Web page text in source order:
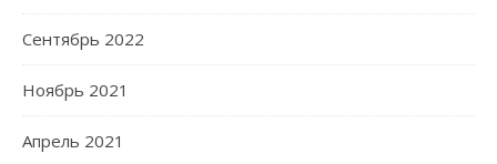
Сентябрь 2022
Ноябрь 2021
Апрель 2021